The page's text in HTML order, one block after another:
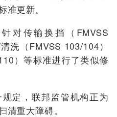
准更新。
对传输换挡（FMVSS
洗（FMVSS 103/104）
）等标准进行了类似修
定，联邦监管机构正为
清重大障碍。